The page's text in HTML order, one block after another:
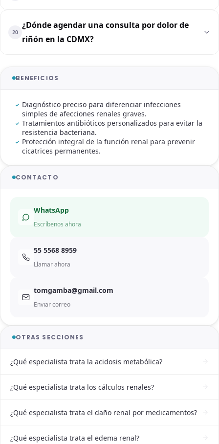
20
¿Dónde agendar una consulta por dolor de
riñón en la CDMX?
BENEFICIOS
Diagnóstico preciso para diferenciar infecciones
simples de afecciones renales graves.
Tratamientos antibióticos personalizados para evitar la
resistencia bacteriana.
Protección integral de la función renal para prevenir
cicatrices permanentes.
CONTACTO
WhatsApp
Escríbenos ahora
55 5568 8959
Llamar ahora
tomgamba@gmail.com
Enviar correo
OTRAS SECCIONES
¿Qué especialista trata la acidosis metabólica?
¿Qué especialista trata los cálculos renales?
¿Qué especialista trata el daño renal por medicamentos?
¿Qué especialista trata el edema renal?